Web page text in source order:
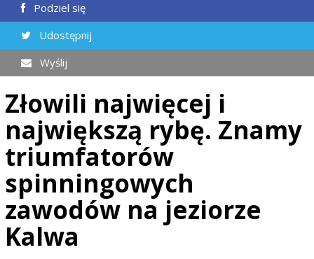
Podziel się
Udostępnij
Wyślij
Złowili najwięcej i
największą rybę. Znamy
triumfatorów
spinningowych
zawodów na jeziorze
Kalwa